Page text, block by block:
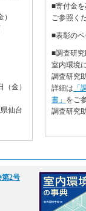
金）
仙台
■寄付金
ご参照く
■表彰のペ
■調査研
室内環境
調査研究
詳細は 「
書」 をご
調査研究
2号